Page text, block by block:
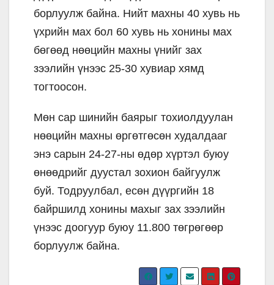
борлуулж байна. Нийт махны 40 хувь нь
үхрийн мах бол 60 хувь нь хонины мах
бөгөөд нөөцийн махны үнийг зах
зээлийн үнээс 25-30 хувиар хямд
тогтоосон.
Мөн сар шинийн баярыг тохиолдуулан
нөөцийн махны өргөтгөсөн худалдааг
энэ сарын 24-27-ны өдөр хүртэл буюу
өнөөдрийг дуустал зохион байгуулж
буй. Тодруулбал, есөн дүүргийн 18
байршилд хонины махыг зах зээлийн
үнээс доогуур буюу 11.800 төгрөгөөр
борлуулж байна.